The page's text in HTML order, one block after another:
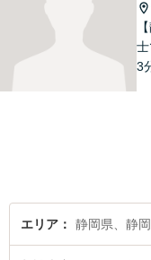
3
エリア